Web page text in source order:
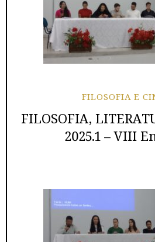
FILOSOFIA E
FILOSOFIA,
2025.1 – VIII